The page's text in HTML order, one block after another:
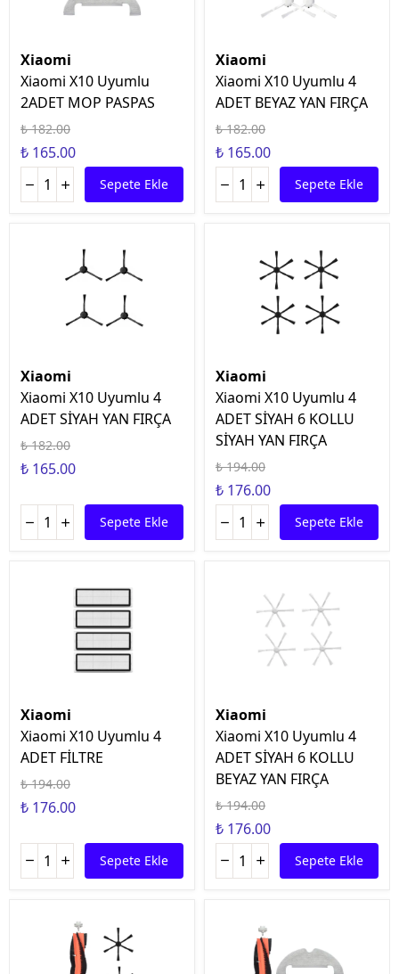
Xiaomi
Xiaomi X10 Uyumlu
2ADET MOP PASPAS
₺ 182.00
₺ 165.00
Sepete Ekle
Xiaomi
Xiaomi X10 Uyumlu 4
ADET BEYAZ YAN FIRÇA
₺ 182.00
₺ 165.00
Sepete Ekle
Xiaomi
Xiaomi X10 Uyumlu 4
ADET SİYAH YAN FIRÇA
₺ 182.00
₺ 165.00
Sepete Ekle
Xiaomi
Xiaomi X10 Uyumlu 4
ADET SİYAH 6 KOLLU
SİYAH YAN FIRÇA
₺ 194.00
₺ 176.00
Sepete Ekle
Xiaomi
Xiaomi X10 Uyumlu 4
ADET FİLTRE
₺ 194.00
₺ 176.00
Sepete Ekle
Xiaomi
Xiaomi X10 Uyumlu 4
ADET SİYAH 6 KOLLU
BEYAZ YAN FIRÇA
₺ 194.00
₺ 176.00
Sepete Ekle